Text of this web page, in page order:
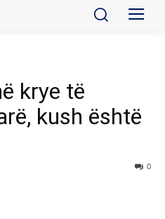
krye të
kush është
0